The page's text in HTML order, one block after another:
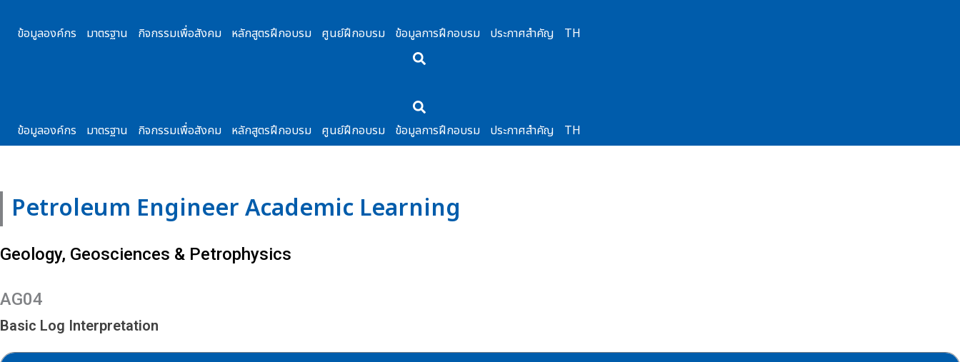
ข้อมูลองค์กร มาตรฐาน กิจกรรมเพื่อสังคม หลักสูตรฝึกอบรม ศูนย์ฝึกอบรม ข้อมูลการฝึกอบรม ประกาศสำคัญ TH
ข้อมูลองค์กร มาตรฐาน กิจกรรมเพื่อสังคม หลักสูตรฝึกอบรม ศูนย์ฝึกอบรม ข้อมูลการฝึกอบรม ประกาศสำคัญ TH
Petroleum Engineer Academic Learning
Geology, Geosciences & Petrophysics
AG04
Basic Log Interpretation